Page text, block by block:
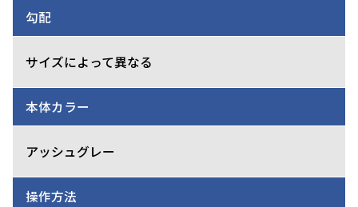
勾配
サイズによって異なる
本体カラー
アッシュグレー
操作方法